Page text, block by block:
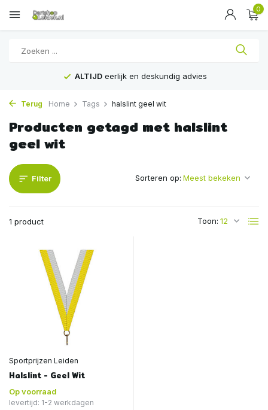
0
ALTIJD eerlijk en deskundig advies
Terug Home Tags halslint geel wit
Producten getagd met halslint
geel wit
Filter
1 product Toon:
Sorteren op:
Sportprijzen Leiden
Halslint - Geel Wit
Op voorraad
levertijd: 1-2 werkdagen